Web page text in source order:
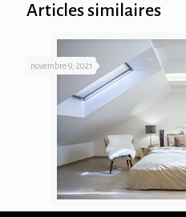
Articles similaires
novembre 9, 2021